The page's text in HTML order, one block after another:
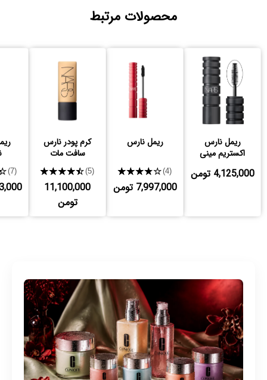
محصولات مرتبط
ریمل نارس
اکستریم مینی
4,125,000 تومن
ریمل نارس
★★★★★(4)
7,997,000 تومن
کرم پودر نارس
سافت مات
★★★★★(5)
11,100,000
تومن
(7)